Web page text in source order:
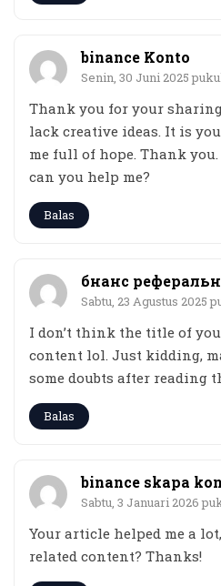
binance Konto
Senin, 30 Juni 2025 pukul
Thank you for your
lack creative ideas. It is
me full of hope. Thank
can you help me?
Balas
бнанс
Sabtu, 23 Agustus 2025
I don’t think the title of
content lol. Just kidding,
some doubts after reading
Balas
binance skapa
Sabtu, 3 Januari 2026
Your article helped me a
related content? Thanks!